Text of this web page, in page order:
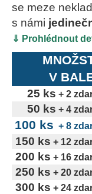
se meze
s námi
⇓ Prohlédnout
V
25 ks + 2
50 ks + 4
100 ks + 8
150 ks + 12
200 ks + 16
250 ks + 20
300 ks + 24
D
o
p
o
u
e
m
e